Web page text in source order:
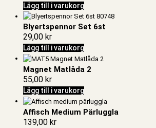
Lägg till i varukorg
Blyertspennor Set 6st
29,00 kr
Lägg till i varukorg
Magnet Matlåda 2
55,00 kr
Lägg till i varukorg
Affisch Medium Pärluggla
139,00 kr